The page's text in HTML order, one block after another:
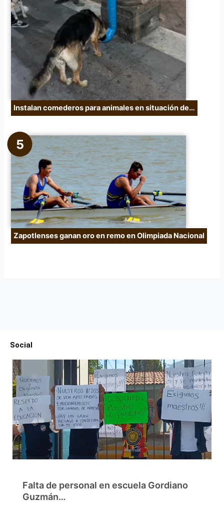
Instalan comederos para animales en situación de…
Zapotlenses ganan oro en remo en Olimpiada Nacional
Social
Falta de personal en escuela Gordiano
Guzmán…